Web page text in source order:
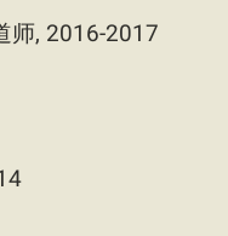
师, 2016-2017